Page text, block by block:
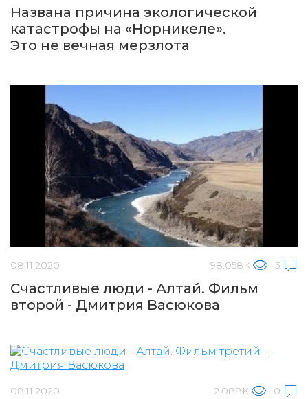
Названа причина экологической
катастрофы на «Норникеле».
Это не вечная мерзлота
08.11.2020 98.058K 3
Счастливые люди - Алтай. Фильм
второй - Дмитрия Васюкова
08.11.2020 2.088K 0